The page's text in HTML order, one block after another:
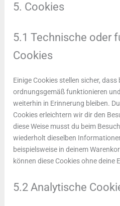
5. Cookies
5.1 Technische oder
Cookies
Einige Cookies stellen sicher,
ordnungsgemäß funktionieren
weiterhin in Erinnerung bleiben.
Cookies erleichtern wir dir den
diese Weise musst du beim
wiederholt dieselben
beispielsweise in deinem
können diese Cookies ohne deine
5.2 Analytische